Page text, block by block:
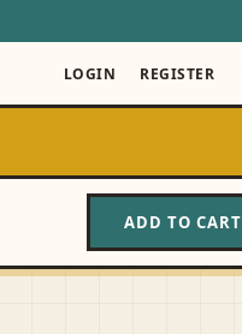
LOGIN REGISTER
ADD TO CART